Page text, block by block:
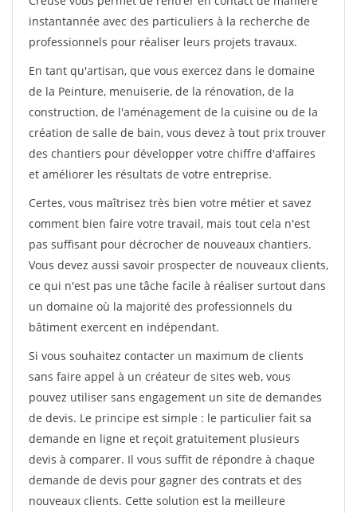
instantannée avec des particuliers à la recherche de
professionnels pour réaliser leurs projets travaux.
En tant qu'artisan, que vous exercez dans le domaine
de la Peinture, menuiserie, de la rénovation, de la
construction, de l'aménagement de la cuisine ou de la
création de salle de bain, vous devez à tout prix trouver
des chantiers pour développer votre chiffre d'affaires
et améliorer les résultats de votre entreprise.
Certes, vous maîtrisez très bien votre métier et savez
comment bien faire votre travail, mais tout cela n'est
pas suffisant pour décrocher de nouveaux chantiers.
Vous devez aussi savoir prospecter de nouveaux clients,
ce qui n'est pas une tâche facile à réaliser surtout dans
un domaine où la majorité des professionnels du
bâtiment exercent en indépendant.
Si vous souhaitez contacter un maximum de clients
sans faire appel à un créateur de sites web, vous
pouvez utiliser sans engagement un site de demandes
de devis. Le principe est simple : le particulier fait sa
demande en ligne et reçoit gratuitement plusieurs
devis à comparer. Il vous suffit de répondre à chaque
demande de devis pour gagner des contrats et des
nouveaux clients. Cette solution est la meilleure